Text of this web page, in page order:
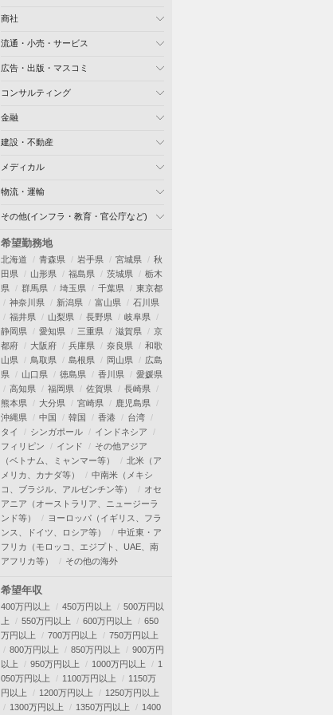
商社
流通・小売・サービス
広告・出版・マスコミ
コンサルティング
金融
建設・不動産
メディカル
物流・運輸
その他(インフラ・教育・官公庁など)
希望勤務地
北海道 青森県 岩手県 宮城県
秋
田県
山形県 福島県 茨城県
栃木
県
群馬県 埼玉県 千葉県
東京都
神奈川県
新潟県 富山県
石川県
福井県
山梨県 長野県
岐阜県
静岡県
愛知県 三重県 滋賀県
京
都府
大阪府 兵庫県 奈良県
和歌
山県
鳥取県 島根県 岡山県
広島
県
山口県 徳島県 香川県
愛媛県
高知県
福岡県 佐賀県
長崎県
熊本県
大分県 宮崎県
鹿児島県
沖縄県
中国 韓国 香港
台湾
タイ
シンガポール
インドネシア
フィリピン
インド
その他アジア
（ベトナム、ミャンマー等）
北米（ア
メリカ、カナダ等）
中南米（メキシ
コ、ブラジル、アルゼンチン等）
オセ
アニア（オーストラリア、ニュージーラ
ンド等）
ヨーロッパ（イギリス、フラ
ンス、ドイツ、ロシア等）
中近東・ア
フリカ（モロッコ、エジプト、UAE、南
アフリカ等）
その他の海外
希望年収
400万円以上 450万円以上
500万円以
上
550万円以上 600万円以上
650
万円以上
700万円以上
750万円以上
800万円以上
850万円以上
900万円
以上
950万円以上 1000万円以上
1
050万円以上
1100万円以上
1150万
円以上
1200万円以上
1250万円以上
1300万円以上
1350万円以上 1400